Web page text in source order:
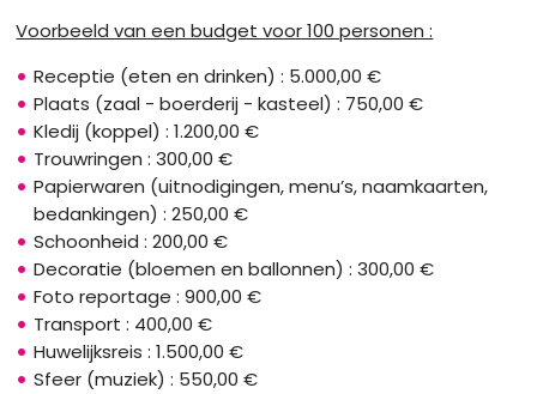
Voorbeeld van een budget voor 100 personen :
Receptie (eten en drinken) : 5.000,00 €
Plaats (zaal - boerderij - kasteel) : 750,00 €
Kledij (koppel) : 1.200,00 €
Trouwringen : 300,00 €
Papierwaren (uitnodigingen, menu’s, naamkaarten,
bedankingen) : 250,00 €
Schoonheid : 200,00 €
Decoratie (bloemen en ballonnen) : 300,00 €
Foto reportage : 900,00 €
Transport : 400,00 €
Huwelijksreis : 1.500,00 €
Sfeer (muziek) : 550,00 €